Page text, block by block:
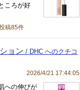
ころが好
稿85件
ョン / DHC へのクチコ
2026/4/21 17:44:05
への伸びが